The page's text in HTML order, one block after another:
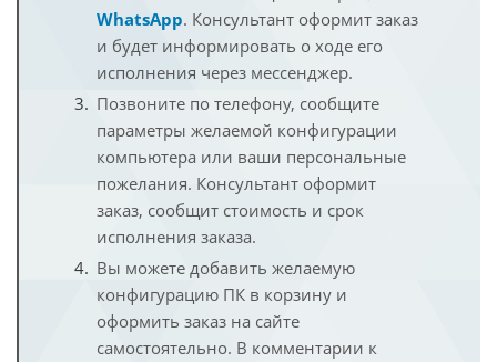
WhatsApp. Консультант оформит заказ
и будет информировать о ходе его
исполнения через мессенджер.
Позвоните по телефону, сообщите
параметры желаемой конфигурации
компьютера или ваши персональные
пожелания. Консультант оформит
заказ, сообщит стоимость и срок
исполнения заказа.
Вы можете добавить желаемую
конфигурацию ПК в корзину и
оформить заказ на сайте
самостоятельно. В комментарии к